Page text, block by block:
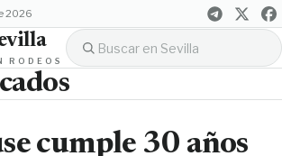
2026
RODEOS
cumple 30 años